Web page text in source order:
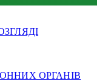
ОРГАНІВ